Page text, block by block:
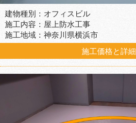
建物種別：オフィスビル
施工内容：屋上防水工事
施工地域：神奈川県横浜市
施工価格と詳細